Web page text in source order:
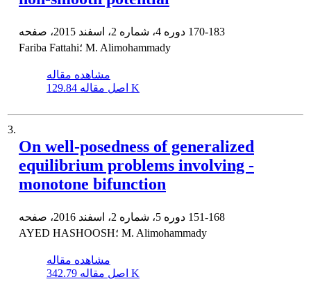
170-183
Fariba Fattahi؛ M. Alimohammady
مشاهده مقاله
اصل مقاله 129.84 K
3.
On well-posedness of generalized
equilibrium problems involving -
monotone bifunction
151-168
AYED HASHOOSH؛ M. Alimohammady
مشاهده مقاله
اصل مقاله 342.79 K